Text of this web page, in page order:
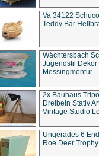
Va 34122
Teddy Bär
Wächtersbach
Jugendstil Dekor
Messingmontur
2x Bauhaus
Dreibein Stativ
Vintage Studio
Ungerades 6
Roe Deer